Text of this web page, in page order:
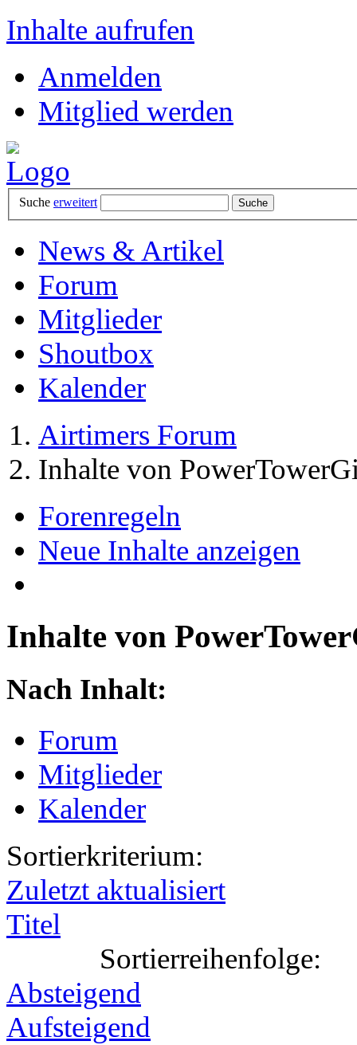
Inhalte aufrufen
Anmelden
Mitglied werden
Suche erweitert
News & Artikel
Forum
Mitglieder
Shoutbox
Kalender
Airtimers Forum
Inhalte von
Forenregeln
Neue Inhalte anzeigen
Inhalte von
Nach Inhalt:
Forum
Mitglieder
Kalender
Sortierkriterium:
Zuletzt aktualisiert
Titel
Sortierreihenfolge:
Absteigend
Aufsteigend